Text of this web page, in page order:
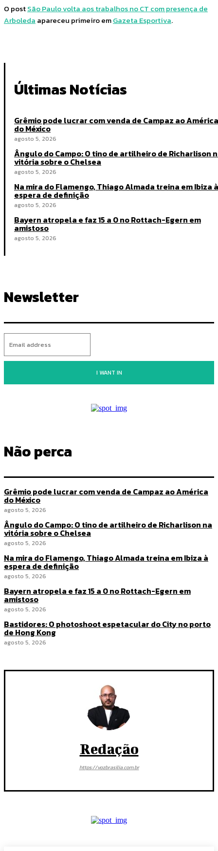
O postSão Paulo volta aos trabalhos no CT com presença de
Arboleda apareceu primeiro emGazeta Esportiva.
Últimas Notícias
Grêmio pode lucrar com venda de Campaz ao América
do México
agosto 5, 2026
Ângulo do Campo: O tino de artilheiro de Richarlison
vitória sobre o Chelsea
agosto 5, 2026
Na mira do Flamengo, Thiago Almada treina em Ibiza à
espera de definição
agosto 5, 2026
Bayern atropela e faz 15 a 0 no Rottach-Egern em
amistoso
agosto 5, 2026
Newsletter
I WANT IN
Não perca
Grêmio pode lucrar com venda de Campaz ao América
do México
agosto 5, 2026
Ângulo do Campo: O tino de artilheiro de Richarlison na
vitória sobre o Chelsea
agosto 5, 2026
Na mira do Flamengo, Thiago Almada treina em Ibiza à
espera de definição
agosto 5, 2026
Bayern atropela e faz 15 a 0 no Rottach-Egern em
amistoso
agosto 5, 2026
Bastidores: O photoshoot espetacular do City no porto
de Hong Kong
agosto 5, 2026
Redação
https://vozbrasilia.com.br